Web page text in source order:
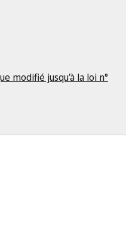
modifié jusqu'à la loi n°